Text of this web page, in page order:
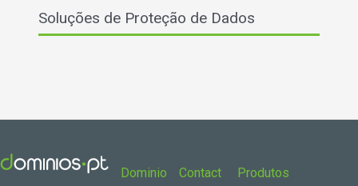
Soluções de Proteção de Dados
Dominio
Contact
Produtos